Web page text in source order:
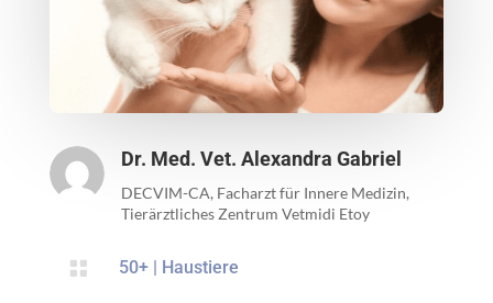
Dr. Med. Vet. Alexandra Gabriel
DECVIM-CA, Facharzt für Innere Medizin,
Tierärztliches Zentrum Vetmidi Etoy
 50+| Haustiere